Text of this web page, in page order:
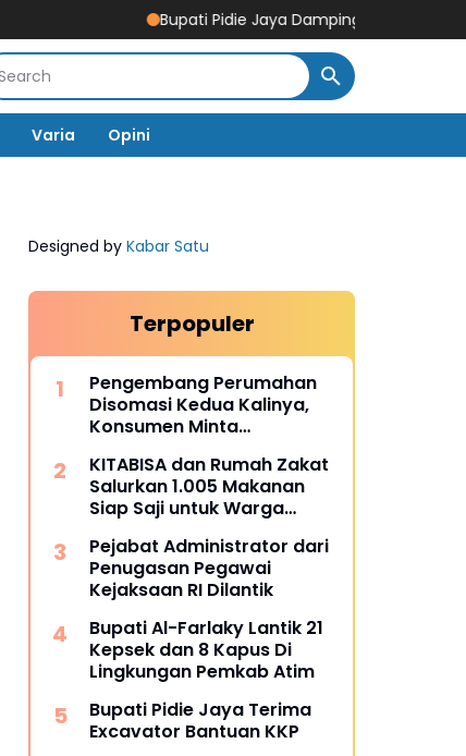
Bupati Pidie Jaya Dampingi Tim Pemerintah
Varia Opini
Designed by Kabar Satu
Terpopuler
Pengembang Perumahan
Disomasi Kedua Kalinya,
Konsumen Minta
Juta
KITABISA dan Rumah Zakat
Salurkan 1.005 Makanan
Siap Saji untuk Warga
Pejabat Administrator dari
Penugasan Pegawai
Kejaksaan RI Dilantik
Bupati Al-Farlaky Lantik 21
Kepsek dan 8 Kapus Di
Lingkungan Pemkab Atim
Bupati Pidie Jaya Terima
Excavator Bantuan KKP